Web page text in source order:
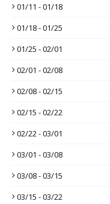
01/11 - 01/18
01/18 - 01/25
01/25 - 02/01
02/01 - 02/08
02/08 - 02/15
02/15 - 02/22
02/22 - 03/01
03/01 - 03/08
03/08 - 03/15
03/15 - 03/22